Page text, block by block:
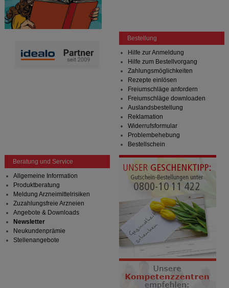
Bestellung
Hilfe zur Anmeldung
Hilfe zum Bestellvorgang
Zahlungsmöglichkeiten
Rezepte einlösen
Freiumschläge anfordern
Freiumschläge downloaden
Auslandsbestellung
Reklamation
Widerrufsformular
Problembehebung
Bestellschein
Beratung und Service
Allgemeine Information
Produktberatung
Meldung Arzneimittelrisiken
Zuzahlungsfreie Arzneien
Angebote & Downloads
Newsletter
Neukundenprämie
Stellenangebote